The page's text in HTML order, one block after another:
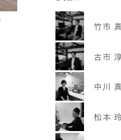
竹市
古市
中川
松本